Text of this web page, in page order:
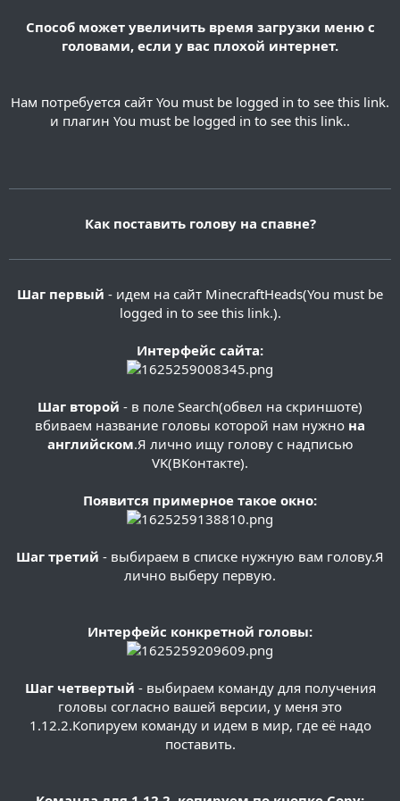
Способ может увеличить время загрузки меню с
головами, если у вас плохой интернет.
Нам потребуется сайт You must be logged in to see this link.
и плагин You must be logged in to see this link..
DeluxeMenus
logged in to see this link.
The_stas
Как поставить голову на спавне?
Шаг первый - идем на сайт MinecraftHeads(You must be
logged in to see this link.).
Интерфейс сайта:
Шаг второй - в поле Search(обвел на скриншоте)
вбиваем название головы которой нам нужно на
английском.Я лично ищу голову с надписью
VK(ВКонтакте).
Появится примерное такое окно:
Шаг третий - выбираем в списке нужную вам голову.Я
лично выберу первую.
Интерфейс конкретной головы:
Шаг четвертый - выбираем команду для получения
головы согласно вашей версии, у меня это
1.12.2.Копируем команду и идем в мир, где её надо
поставить.